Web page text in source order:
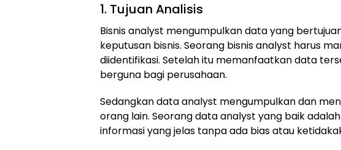
1. Tujuan Analisis
Bisnis analyst mengumpulkan data yang
keputusan bisnis. Seorang bisnis analyst harus
diidentifikasi. Setelah itu memanfaatkan data
berguna bagi perusahaan.
Sedangkan data analyst mengumpulkan dan
orang lain. Seorang data analyst yang baik
informasi yang jelas tanpa ada bias atau